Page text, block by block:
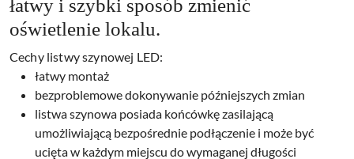
łatwy i szybki sposób zmienić
oświetlenie lokalu.
Cechy listwy szynowej LED:
łatwy montaż
bezproblemowe dokonywanie późniejszych zmian
listwa szynowa posiada końcówkę zasilającą
umożliwiającą bezpośrednie podłączenie i może być
ucięta w każdym miejscu do wymaganej długości